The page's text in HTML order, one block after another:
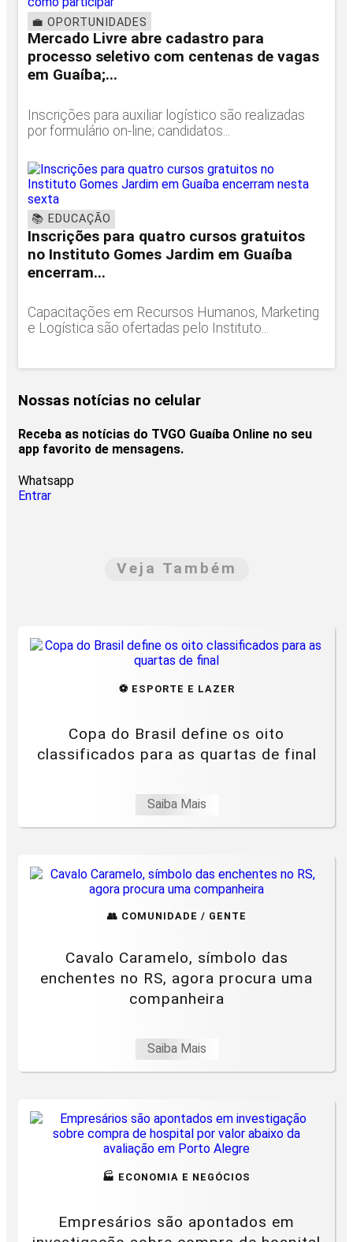
💼 OPORTUNIDADES
Mercado Livre abre cadastro para
processo seletivo com centenas de vagas
em Guaíba;...
Inscrições para auxiliar logístico são realizadas
por formulário on-line; candidatos...
📚 EDUCAÇÃO
Inscrições para quatro cursos gratuitos
no Instituto Gomes Jardim em Guaíba
encerram...
Capacitações em Recursos Humanos, Marketing
e Logística são ofertadas pelo Instituto...
Nossas notícias no celular
Receba as notícias do TVGO Guaíba Online no seu
app favorito de mensagens.
Whatsapp
Entrar
Veja Também
⚽ ESPORTE E LAZER
Copa do Brasil define os oito
classificados para as quartas de final
Saiba Mais
👥 COMUNIDADE / GENTE
Cavalo Caramelo, símbolo das
enchentes no RS, agora procura uma
companheira
Saiba Mais
🏭 ECONOMIA E NEGÓCIOS
Empresários são apontados em